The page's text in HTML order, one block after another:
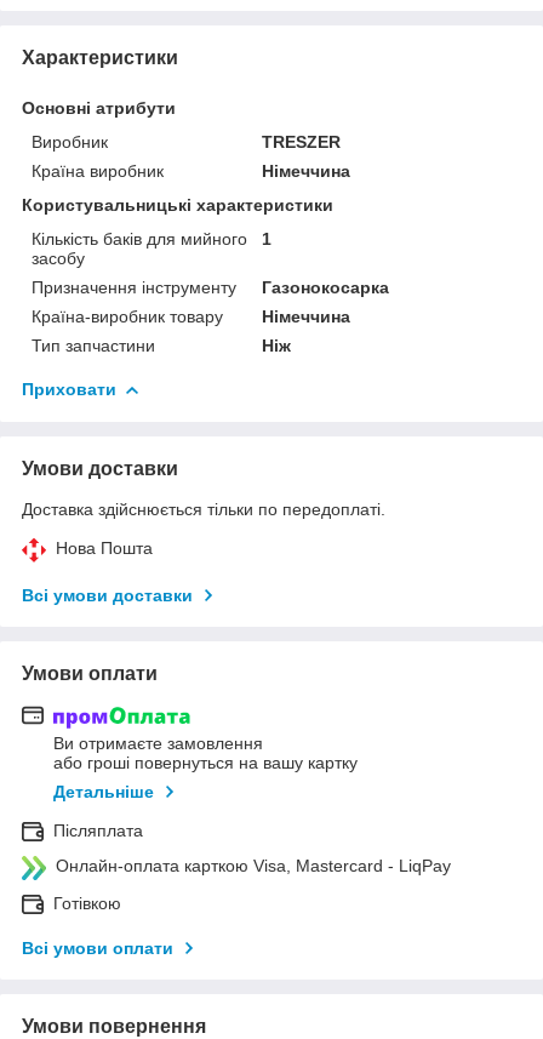
Характеристики
Основні атрибути
Виробник
TRESZER
Країна виробник
Німеччина
Користувальницькі характеристики
Кількість баків для мийного
засобу
1
Призначення інструменту
Газонокосарка
Країна-виробник товару
Німеччина
Тип запчастини
Ніж
Приховати
Умови доставки
Доставка здійснюється тільки по передоплаті.
Нова Пошта
Всі умови доставки
Умови оплати
Ви отримаєте замовлення
або гроші повернуться на вашу картку
Детальніше
Післяплата
Онлайн-оплата карткою Visa, Mastercard - LiqPay
Готівкою
Всі умови оплати
Умови повернення